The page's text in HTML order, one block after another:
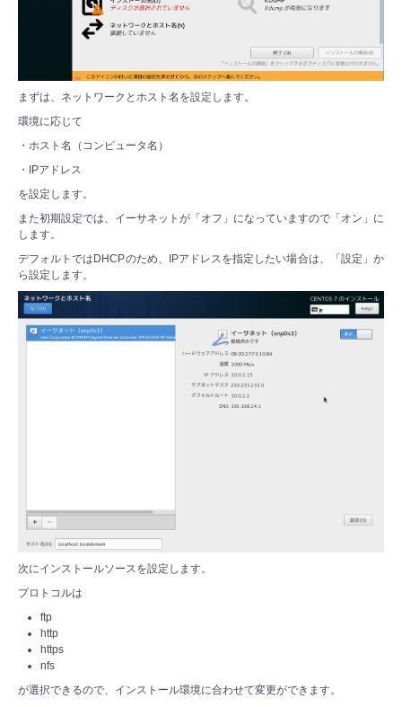
まずは、ネットワークとホスト名を設定します。
環境に応じて
・ホスト名（コンピュータ名）
・IPアドレス
を設定します。
また初期設定では、イーサネットが「オフ」になっていますので「オン」に
します。
デフォルトではDHCPのため、IPアドレスを指定したい場合は、「設定」か
ら設定します。
次にインストールソースを設定します。
プロトコルは
ftp
http
https
nfs
が選択できるので、インストール環境に合わせて変更ができます。